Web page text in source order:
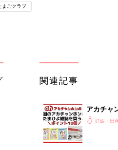
まごクラブ
関連記事
アカチャ
うとポイ
妊娠・出